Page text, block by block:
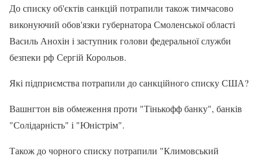
До списку об'єктів санкцій потрапили також тимчасово
виконуючий обов'язки губернатора Смоленської області
Василь Анохін і заступник голови федеральної служби
безпеки рф Сергій Корольов.
Які підприємства потрапили до санкційного списку США?
Вашнгтон вів обмеження проти "Тінькофф банку", банків
"Солідарність" і "Юністрім".
Також до чорного списку потрапили "Климовський